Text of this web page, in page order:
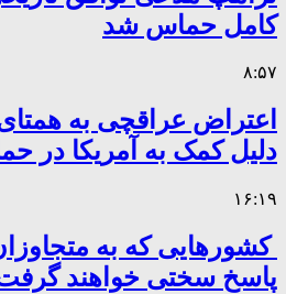
کامل حماس شد
۸:۵۷
اعتراض عراقچی به
دلیل کمک به آمریکا در
۱۶:۱۹
کشورهایی که به
پاسخ سختی خواهند